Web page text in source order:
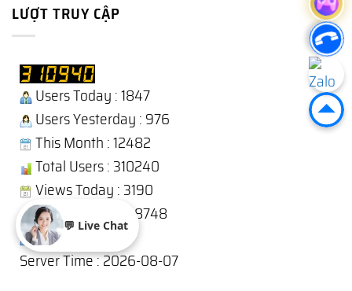
LƯỢT TRUY CẬP
Users Today : 1847
Users Yesterday : 976
This Month : 12482
Total Users : 310240
Views Today : 3190
Total views : 1238748
Who's Online : 8
Server Time : 2026-08-07
💬 Live Chat